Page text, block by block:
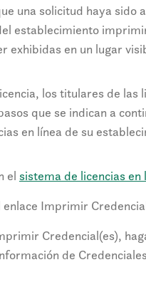
una solicitud haya sido
establecimiento
exhibidas en un lugar
los titulares de las
que se indican a
en línea de su
el sistema de licencias en
enlace Imprimir
Credencial(es),
de